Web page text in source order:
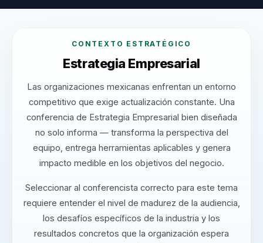
CONTEXTO ESTRATÉGICO
Estrategia Empresarial
Las organizaciones mexicanas enfrentan un entorno
competitivo que exige actualización constante. Una
conferencia de Estrategia Empresarial bien diseñada
no solo informa — transforma la perspectiva del
equipo, entrega herramientas aplicables y genera
impacto medible en los objetivos del negocio.
Seleccionar al conferencista correcto para este tema
requiere entender el nivel de madurez de la audiencia,
los desafíos específicos de la industria y los
resultados concretos que la organización espera